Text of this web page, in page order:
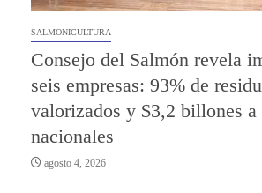
SALMONICULTURA
Consejo del Salmón revela
seis empresas: 93% de
valorizados y $3,2 billones a
nacionales
agosto 4, 2026